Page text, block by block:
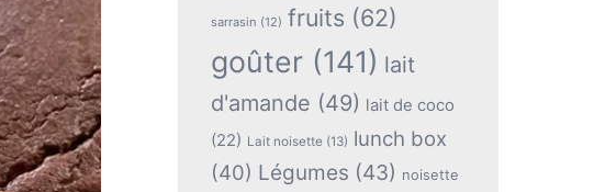
sarrasin (12) fruits (62)
goûter(141) lait
d'amande (49) lait de coco
(22) Lait noisette (13) lunch box
(40) Légumes (43) noisette